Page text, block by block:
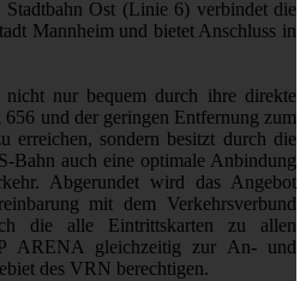
Ost (Linie 6) verbindet die
Mannheim und bietet Anschluss in
nur bequem durch ihre direkte
und der geringen Entfernung zum
erreichen, sondern besitzt durch die
Bahn auch eine optimale Anbindung
Abgerundet wird das Angebot
mit dem Verkehrsverbund
die alle Eintrittskarten zu allen
ARENA gleichzeitig zur An- und
des VRN berechtigen.